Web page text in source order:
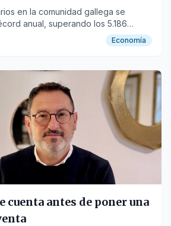
en la comunidad gallega se
anual, superando los 5.186
junio con un crecimiento delEconomía
cuenta antes de poner una